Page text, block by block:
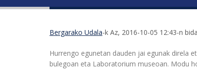
Bergarako Udala-k Az, 2016-10-05 12:43-n
Hurrengo egunetan dauden jai egunak direla
bulegoan eta Laboratorium museoan. Modu